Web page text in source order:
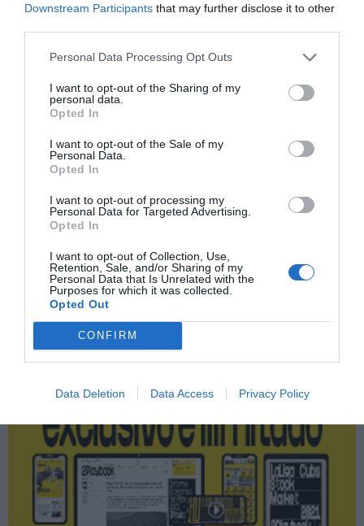
Downstream Participants that may further disclose it to other
Personal Data Processing Opt Outs
I want to opt-out of the Sharing of my
personal data.
Opted In
I want to opt-out of the Sale of my
Personal Data.
Opted In
I want to opt-out of processing my
Personal Data for Targeted Advertising.
Opted In
I want to opt-out of Collection, Use,
Retention, Sale, and/or Sharing of my
Personal Data that Is Unrelated with the
Purposes for which it was collected.
Opted Out
CONFIRM
Data Deletion Data Access Privacy Policy
Strava
Nombramiento
Publicidad
2Playbook Club